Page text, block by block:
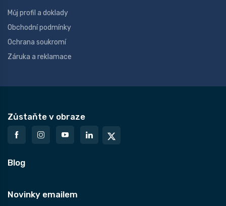
Můj profil a doklady
Obchodní podmínky
Ochrana soukromí
Záruka a reklamace
Zůstaňte v obraze
Blog
Novinky emailem